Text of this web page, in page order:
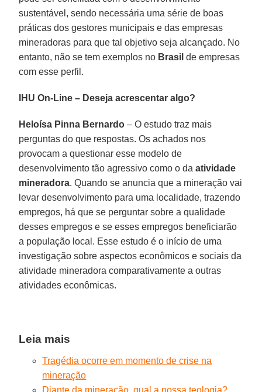
sustentável, sendo necessária uma série de boas
práticas dos gestores municipais e das empresas
mineradoras para que tal objetivo seja alcançado. No
entanto, não se tem exemplos no Brasil de empresas
com esse perfil.
IHU On-Line – Deseja acrescentar algo?
Heloísa Pinna Bernardo – O estudo traz mais
perguntas do que respostas. Os achados nos
provocam a questionar esse modelo de
desenvolvimento tão agressivo como o daatividade
mineradora. Quando se anuncia que a mineração vai
levar desenvolvimento para uma localidade, trazendo
empregos, há que se perguntar sobre a qualidade
desses empregos e se esses empregos beneficiarão
a população local. Esse estudo é o início de uma
investigação sobre aspectos econômicos e sociais da
atividade mineradora comparativamente a outras
atividades econômicas.
Leia mais
Tragédia ocorre em momento de crise na
mineração
Diante da mineração, qual a nossa teologia?